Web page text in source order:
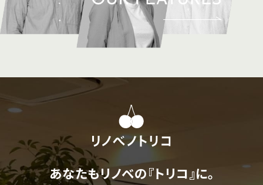
あなたもリノベの『トリコ』に。